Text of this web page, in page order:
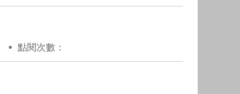
點閱次數：